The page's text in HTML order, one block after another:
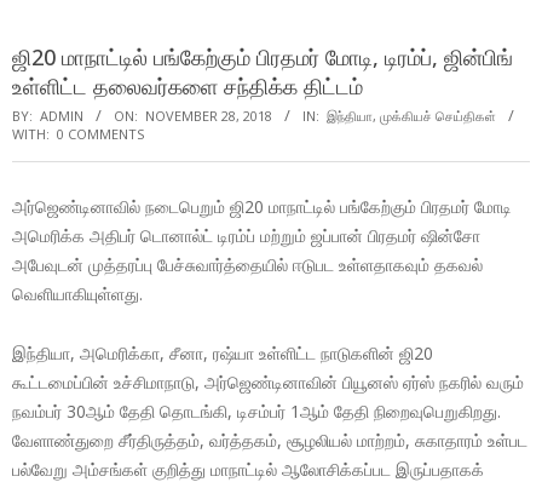
ஜி20 மாநாட்டில் பங்கேற்கும் பிரதமர் மோடி, டிரம்ப், ஜின்பிங்
உள்ளிட்ட தலைவர்களை சந்திக்க திட்டம்
BY: ADMIN ON: NOVEMBER 28, 2018 IN: இந்தியா, முக்கியச் செய்திகள்
WITH: 0 COMMENTS
அர்ஜெண்டினாவில் நடைபெறும் ஜி20 மாநாட்டில் பங்கேற்கும் பிரதமர் மோடி
அமெரிக்க அதிபர் டொனால்ட் டிரம்ப் மற்றும் ஜப்பான் பிரதமர் ஷின்சோ
அபேவுடன் முத்தரப்பு பேச்சுவார்த்தையில் ஈடுபட உள்ளதாகவும் தகவல்
வெளியாகியுள்ளது.
இந்தியா, அமெரிக்கா, சீனா, ரஷ்யா உள்ளிட்ட நாடுகளின் ஜி20
கூட்டமைப்பின் உச்சிமாநாடு, அர்ஜெண்டினாவின் பியூனஸ் ஏர்ஸ் நகரில் வரும்
நவம்பர் 30ஆம் தேதி தொடங்கி, டிசம்பர் 1ஆம் தேதி நிறைவுபெறுகிறது.
வேளாண்துறை சீர்திருத்தம், வர்த்தகம், சூழலியல் மாற்றம், சுகாதாரம் உள்பட
பல்வேறு அம்சங்கள் குறித்து மாநாட்டில் ஆலோசிக்கப்பட இருப்பதாகக்